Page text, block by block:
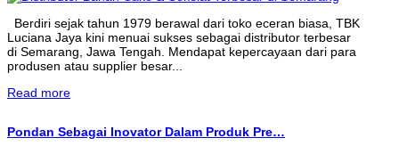
Berdiri sejak tahun 1979 berawal dari toko eceran biasa, TBK
Luciana Jaya kini menuai sukses sebagai distributor terbesar
di Semarang, Jawa Tengah. Mendapat kepercayaan dari para
produsen atau supplier besar...
Read more
Pondan Sebagai Inovator Dalam Produk Pre…